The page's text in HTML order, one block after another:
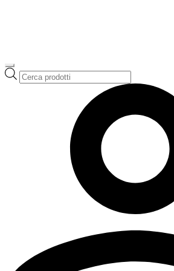
Ricerca
prodotti